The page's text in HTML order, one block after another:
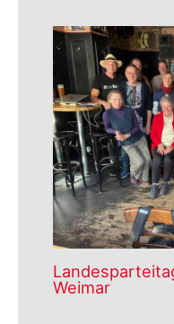
Weimar